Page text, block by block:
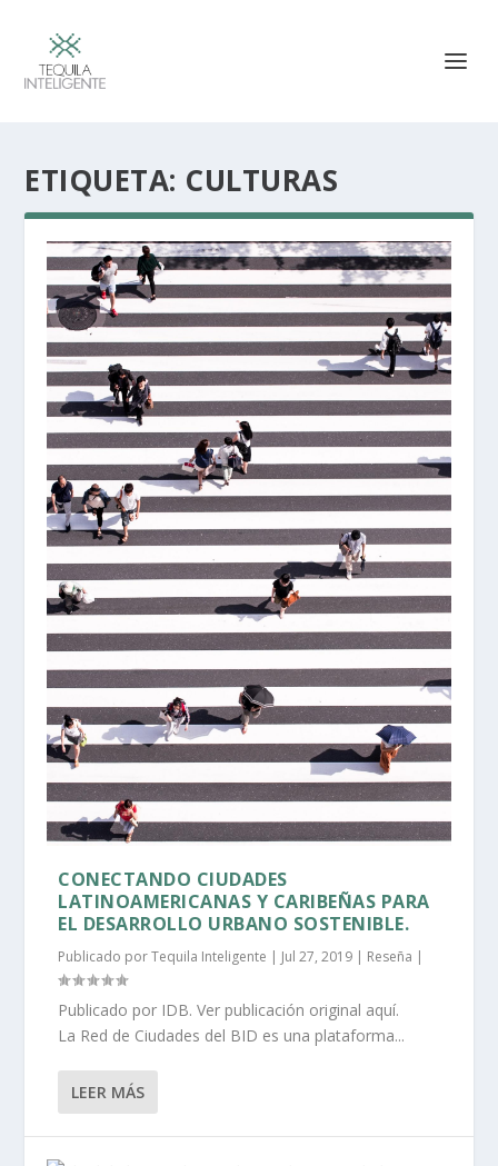
ETIQUETA: CULTURAS
CONECTANDO CIUDADES
LATINOAMERICANAS Y CARIBEÑAS PARA
EL DESARROLLO URBANO SOSTENIBLE.
Publicado porTequila Inteligente | Jul 27, 2019 | Reseña |
Publicado por IDB. Ver publicación original aquí.
La Red de Ciudades del BID es una plataforma...
LEER MÁS